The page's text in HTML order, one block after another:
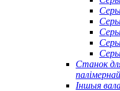
Станок
Іншыя